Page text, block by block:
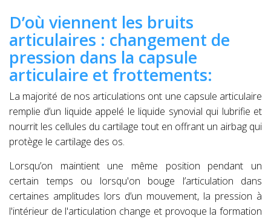
D’où viennent les bruits
articulaires : changement de
pression dans la capsule
articulaire et frottements:
La majorité de nos articulations ont une capsule articulaire
remplie d’un liquide appelé le liquide synovial qui lubrifie et
nourrit les cellules du cartilage tout en offrant un airbag qui
protège le cartilage des os.
Lorsqu’on maintient une même position pendant un
certain temps ou lorsqu'on bouge l’articulation dans
certaines amplitudes lors d’un mouvement, la pression à
l'intérieur de l'articulation change et provoque la formation